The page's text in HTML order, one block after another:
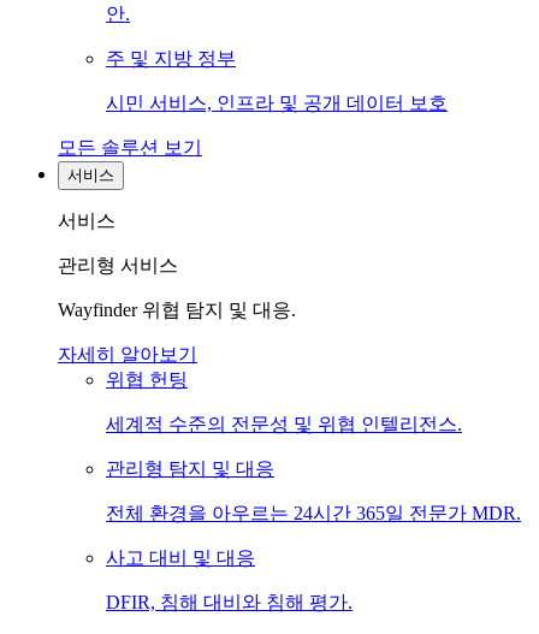
안.
주 및 지방 정부
시민 서비스, 인프라 및 공개 데이터 보호
모든 솔루션 보기
서비스
서비스
관리형 서비스
Wayfinder 위협 탐지 및 대응.
자세히 알아보기
위협 헌팅
세계적 수준의 전문성 및 위협 인텔리전스.
관리형 탐지 및 대응
전체 환경을 아우르는 24시간 365일 전문가 MDR.
사고 대비 및 대응
DFIR, 침해 대비와 침해 평가.